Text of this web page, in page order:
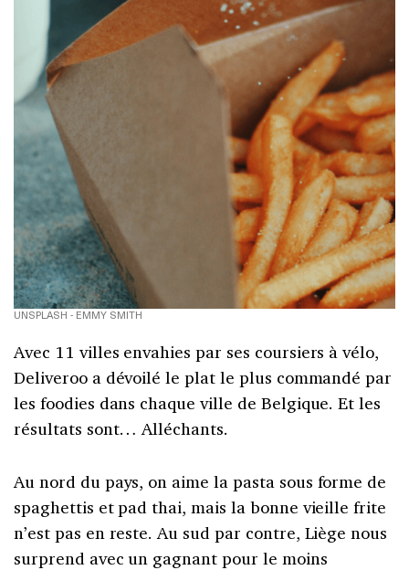
UNSPLASH - EMMY SMITH
Avec 11 villes envahies par ses coursiers à vélo,
Deliveroo a dévoilé le plat le plus commandé par
les foodies dans chaque ville de Belgique. Et les
résultats sont… Alléchants.
Au nord du pays, on aime la pasta sous forme de
spaghettis et pad thai, mais la bonne vieille frite
n’est pas en reste. Au sud par contre, Liège nous
surprend avec un gagnant pour le moins